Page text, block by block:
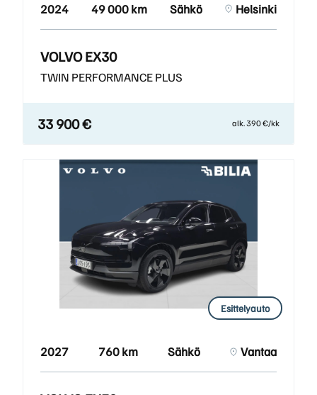
2024 49 000 km Sähkö Helsinki
VOLVO EX30
TWIN PERFORMANCE PLUS
33 900 € alk. 390 €/kk
Esittelyauto
2027 760 km Sähkö Vantaa